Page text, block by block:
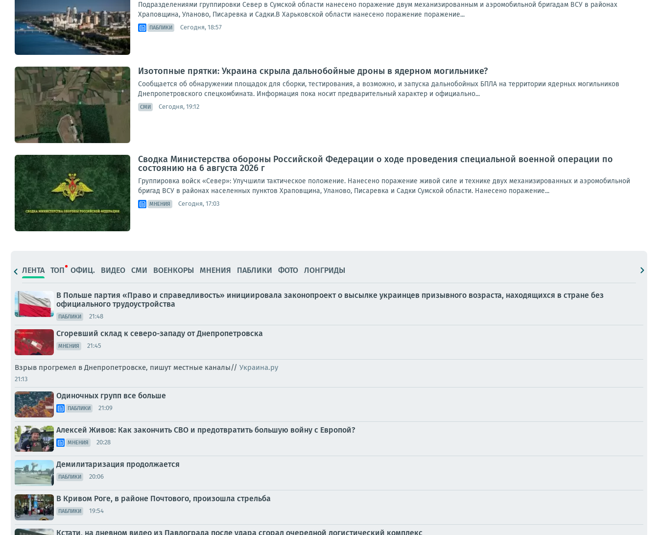
Подразделениями группировки Север в Сумской области нанесено поражение двум механизированным и аэромобильной бригадам ВСУ в районах
Храповщина, Уланово, Писаревка и Садки.В Харьковской области нанесено поражение поражение...
ПАБЛИКИ Сегодня, 18:57
Изотопные прятки: Украина скрыла дальнобойные дроны в ядерном могильнике?
Сообщается об обнаружении площадок для сборки, тестирования, а возможно, и запуска дальнобойных БПЛА на территории ядерных могильников
Днепропетровского спецкомбината. Информация пока носит предварительный характер и официально...
СМИ Сегодня, 19:12
Сводка Министерства обороны Российской Федерации о ходе проведения специальной военной операции по
состоянию на 6 августа 2026 г
Группировка войск «Север»: Улучшили тактическое положение. Нанесено поражение живой силе и технике двух механизированных и аэромобильной
бригад ВСУ в районах населенных пунктов Храповщина, Уланово, Писаревка и Садки Сумской области. Нанесено поражение...
МНЕНИЯ Сегодня, 17:03
ЛЕНТА ТОП ОФИЦ. ВИДЕО СМИ ВОЕНКОРЫ МНЕНИЯ ПАБЛИКИ ФОТО ЛОНГРИДЫ
В Польше партия «Право и справедливость» инициировала законопроект о высылке украинцев призывного возраста, находящихся в стране без
официального трудоустройства
ПАБЛИКИ 21:48
Сгоревший склад к северо-западу от Днепропетровска
МНЕНИЯ 21:45
Взрыв прогремел в Днепропетровске, пишут местные каналы// Украина.ру
21:13
Одиночных групп все больше
ПАБЛИКИ 21:09
Алексей Живов: Как закончить СВО и предотвратить большую войну с Европой?
МНЕНИЯ 20:28
Демилитаризация продолжается
ПАБЛИКИ 20:06
В Кривом Роге, в районе Почтового, произошла стрельба
ПАБЛИКИ 19:54
Кстати, на дневном видео из Павлограда после удара сгорал очередной логистический комплекс